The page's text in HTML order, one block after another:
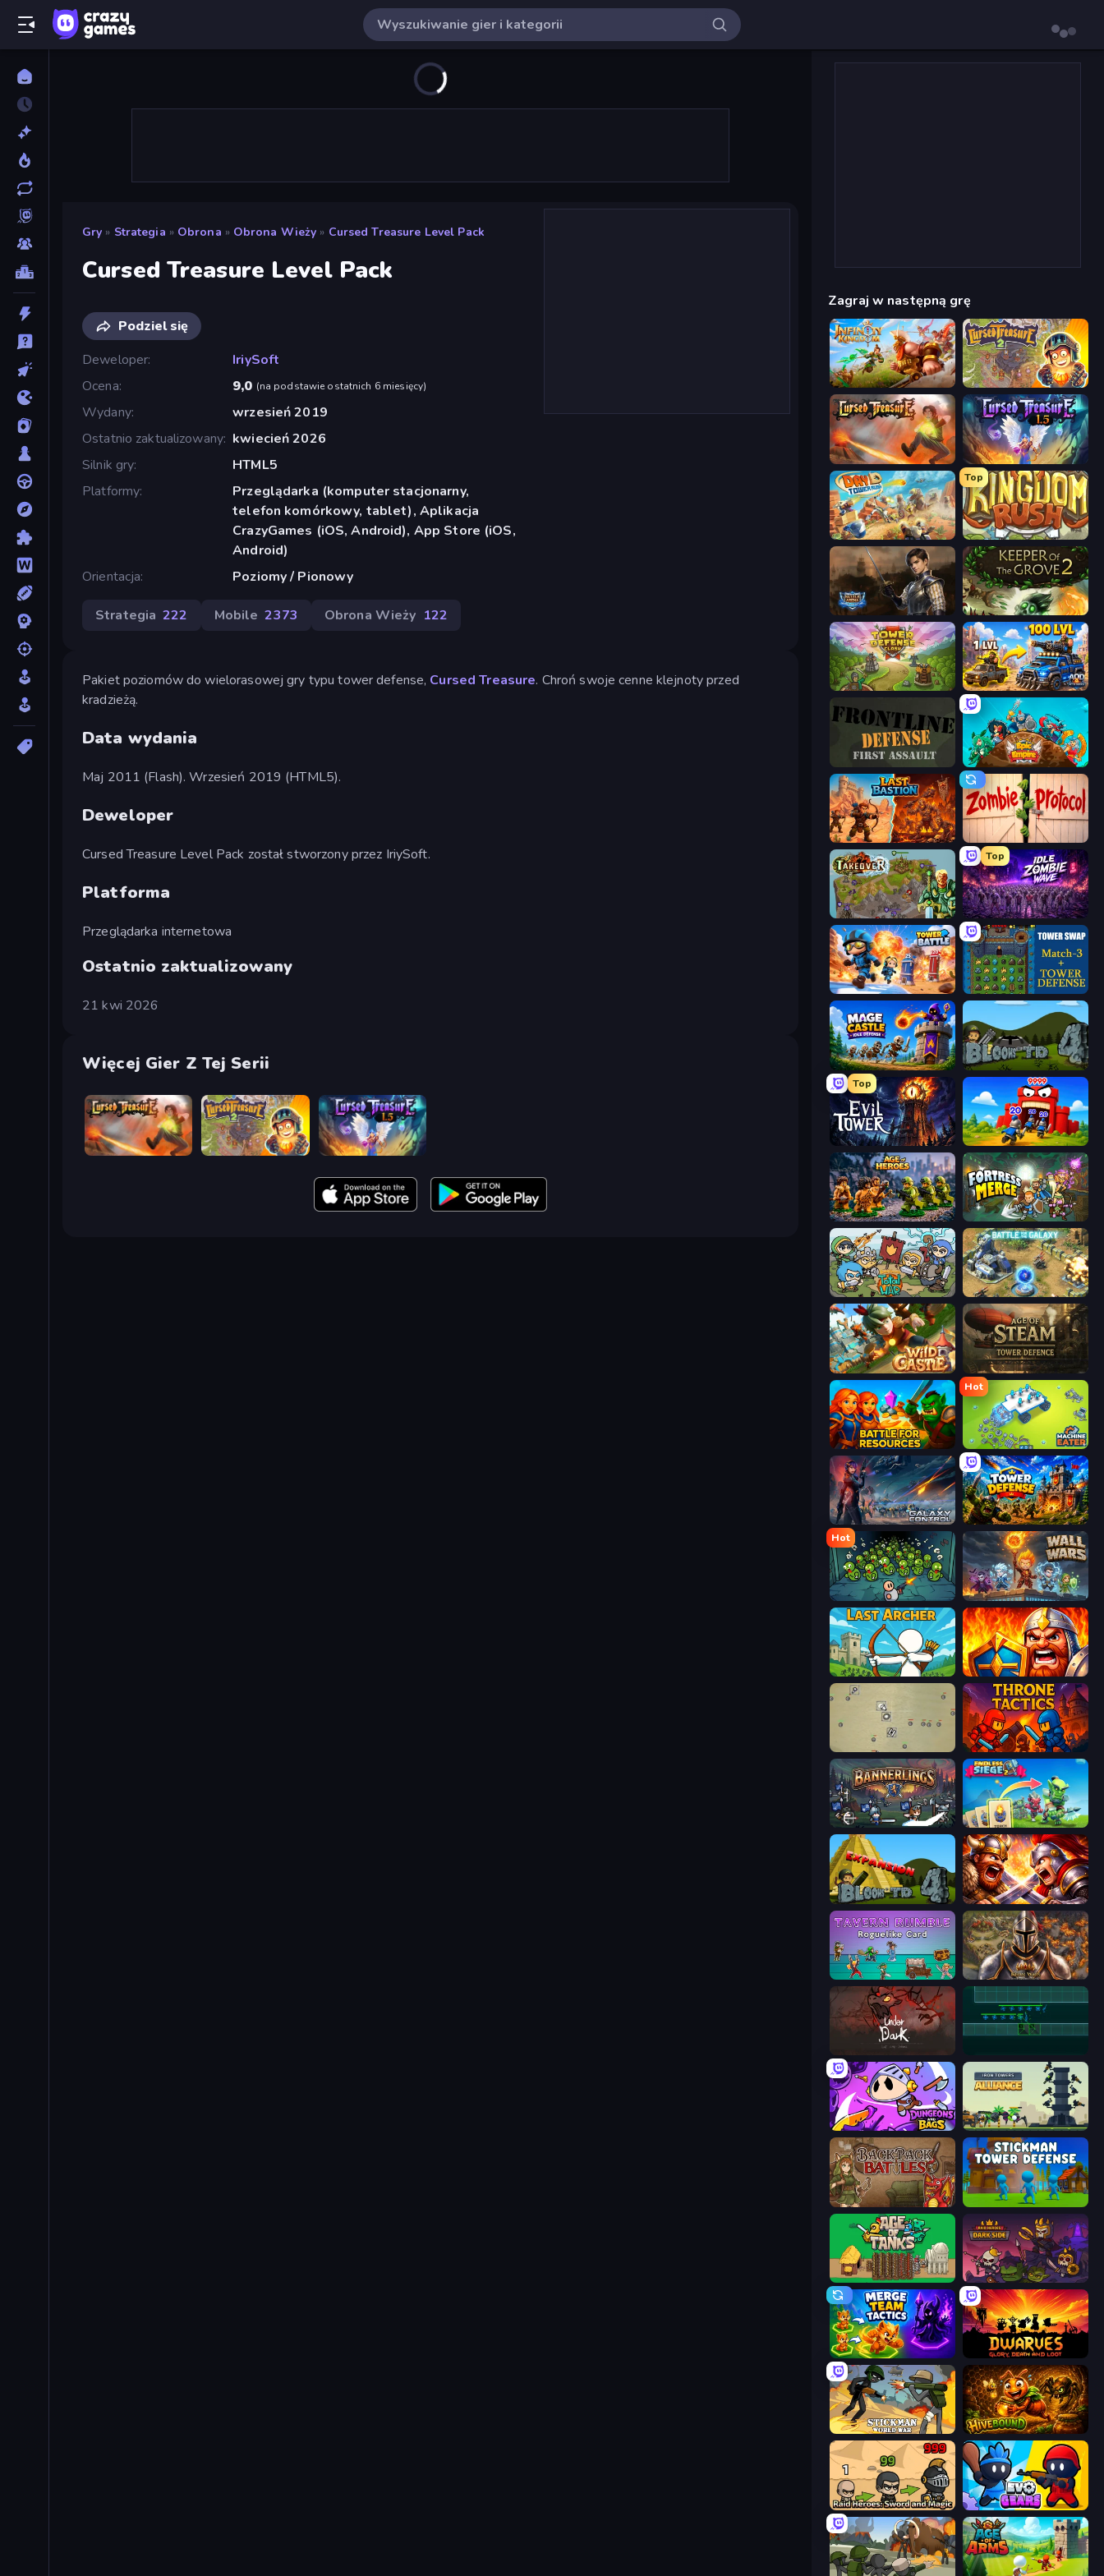
Gry » Strategia » Obrona » Obrona Wieży » Cursed Treasure Level Pack
Cursed Treasure Level Pack
Podziel się
Deweloper
IriySoft
Ocena
9,0 (na podstawie ostatnich 6 miesięcy)
Wydany
wrzesień 2019
Ostatnio zaktualizowany kwiecień 2026
Silnik gry
HTML5
Platformy
Przeglądarka (komputer stacjonarny,
telefon komórkowy, tablet), Aplikacja
CrazyGames (iOS, Android), App Store (iOS,
Android)
Orientacja
Poziomy / Pionowy
Strategia 222 Mobile 2373 Obrona Wieży 122
Pakiet poziomów do wielorasowej gry typu tower defense, Cursed Treasure. Chroń swoje cenne klejnoty przed
kradzieżą.
Data wydania
Maj 2011 (Flash). Wrzesień 2019 (HTML5).
Deweloper
Cursed Treasure Level Pack został stworzony przez IriySoft.
Platforma
Przeglądarka internetowa
Ostatnio zaktualizowany
21 kwi 2026
Więcej Gier Z Tej Serii
Cursed Treasure Cursed Treasure 2 Cursed Treasure 1.5
Zagraj w następną grę
Infinity Kingdom Cursed Treasure 2
Cursed Treasure Cursed Treasure 1.5
Day D Tower Rush
Top
Kingdom Rush
Battle Arena Keeper of the Grove 2
Tower Defense Clash AOD - Art Of Defense
Frontline Defense Epic Empire: Tower Defense
Last Bastion Zombie Protocol
Takeover
Top
Idle Zombie Wave: Survivors
Tower Battle Tower Swap
Mage Castle Idle Defense Bloons Tower Defense 4
Top
Evil Tower TimeWarriors
Age of Heroes Fortress Merge
Raid Heroes: Total War Battle for the Galaxy
Wild Castle TD: Grow Empire Age of Steam Tower Defence
Battle for Resources
Hot
Machine Eater
Galaxy Control: 3D Strategy Tower Defense
Hot
Base Defence Wall Wars
Last Archer WarLink: Crown & Clash
Desktop Tower Defense Throne Tactics
Bannerlings Endless Siege 2
Bloons Tower Defense 4 Expansion Fall of the King
Tavern Rumble: Roguelike Card Khan Wars
UnderDark: Defense
Dungeons and Bags Iron Towers Alliance
Backpack Battles
Age of Tanks Warriors: TD War Raid Heroes: Dark Side
Merge Team Tactics
Stickman World War Hivebound
Raid Heroes: Sword and Magic Evo Gears